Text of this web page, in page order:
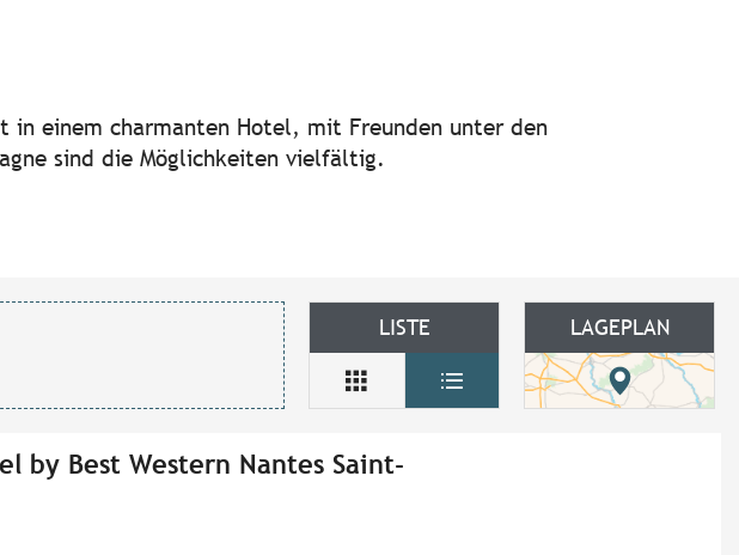
aux favoris
einem charmanten Hotel, mit Freunden unter den
sind die Möglichkeiten vielfältig.
LISTE LAGEPLAN
by Best Western Nantes Saint-